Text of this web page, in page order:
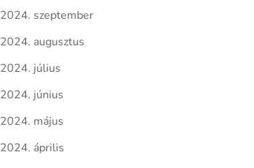
2024. szeptember
2024. augusztus
2024. július
2024. június
2024. május
2024. április